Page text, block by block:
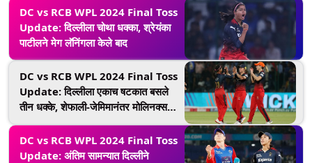
DC vs RCB WPL 2024 Final Toss
Update: दिल्लीला चोथा धक्का, श्रेयंका
पाटीलने मेग लॅनिंगला केले बाद
DC vs RCB WPL 2024 Final Toss
Update: दिल्लीला एकाच षटकात बसले
तीन धक्के, शेफाली-जेमिमानंतर मोलिनक्सने
कॅप्सीला केले बाद
DC vs RCB WPL 2024 Final Toss
Update: अंतिम सामन्यात दिल्लीने